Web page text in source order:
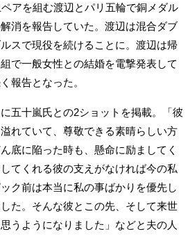
アを組む渡辺とパリ五輪で銅メダル
消を報告していた。渡辺は混合ダブ
スで現役を続けることに。渡辺は帰
で一般女性との結婚を電撃発表して
報告となった。
五十嵐氏との2ショットを掲載。「彼
れていて、尊敬できる素晴らしい方
底に陥った時も、懸命に励ましてく
てくれる彼の支えがなければ今の私
ク前は本当に私の事ばかりを優先し
た。そんな彼とこの先、そして来世
うようになりました」などと夫の人